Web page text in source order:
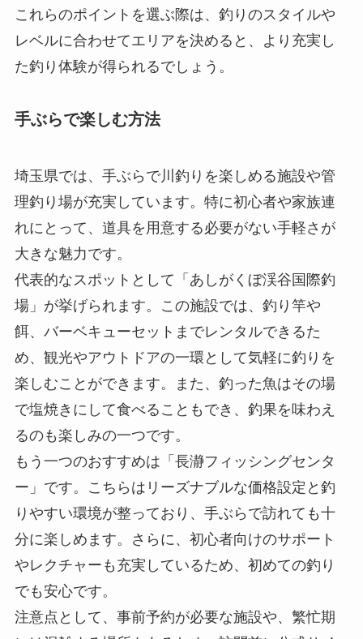
これらのポイントを選ぶ際は、釣りのスタイルや
レベルに合わせてエリアを決めると、より充実し
た釣り体験が得られるでしょう。
手ぶらで楽しむ方法
埼玉県では、手ぶらで川釣りを楽しめる施設や管
理釣り場が充実しています。特に初心者や家族連
れにとって、道具を用意する必要がない手軽さが
大きな魅力です。
代表的なスポットとして「あしがくぼ渓谷国際釣
場」が挙げられます。この施設では、釣り竿や
餌、バーベキューセットまでレンタルできるた
め、観光やアウトドアの一環として気軽に釣りを
楽しむことができます。また、釣った魚はその場
で塩焼きにして食べることもでき、釣果を味わえ
るのも楽しみの一つです。
もう一つのおすすめは「長瀞フィッシングセンタ
ー」です。こちらはリーズナブルな価格設定と釣
りやすい環境が整っており、手ぶらで訪れても十
分に楽しめます。さらに、初心者向けのサポート
やレクチャーも充実しているため、初めての釣り
でも安心です。
注意点として、事前予約が必要な施設や、繁忙期